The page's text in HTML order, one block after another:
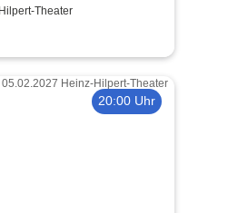
Theater
Theater
20:00 Uhr